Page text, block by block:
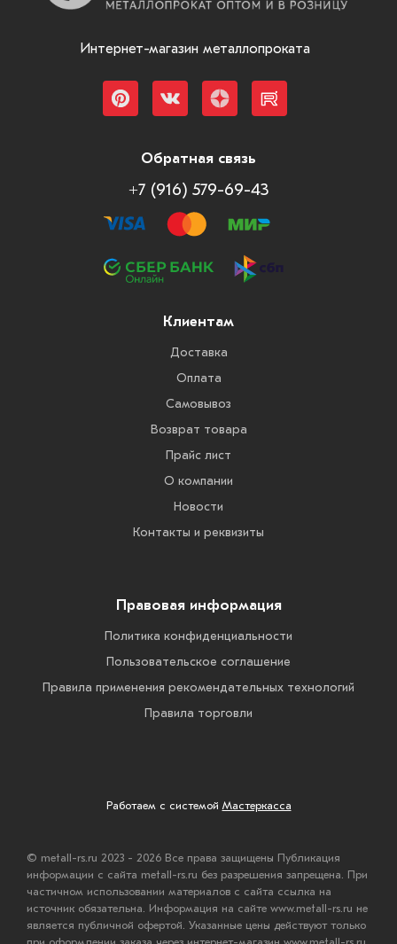
Интернет-магазин металлопроката
Обратная связь
+7 (916) 579-69-43
Клиентам
Доставка
Оплата
Самовывоз
Возврат товара
Прайс лист
О компании
Новости
Контакты и реквизиты
Правовая информация
Политика конфиденциальности
Пользовательское соглашение
Правила применения рекомендательных технологий
Правила торговли
Работаем с системой Мастеркасса
© metall-rs.ru 2023 - 2026 Все права защищены Публикация
информации с сайта metall-rs.ru без разрешения запрещена. При
частичном использовании материалов с сайта ссылка на
источник обязательна. Информация на сайте www.metall-rs.ru не
является публичной офертой. Указанные цены действуют только